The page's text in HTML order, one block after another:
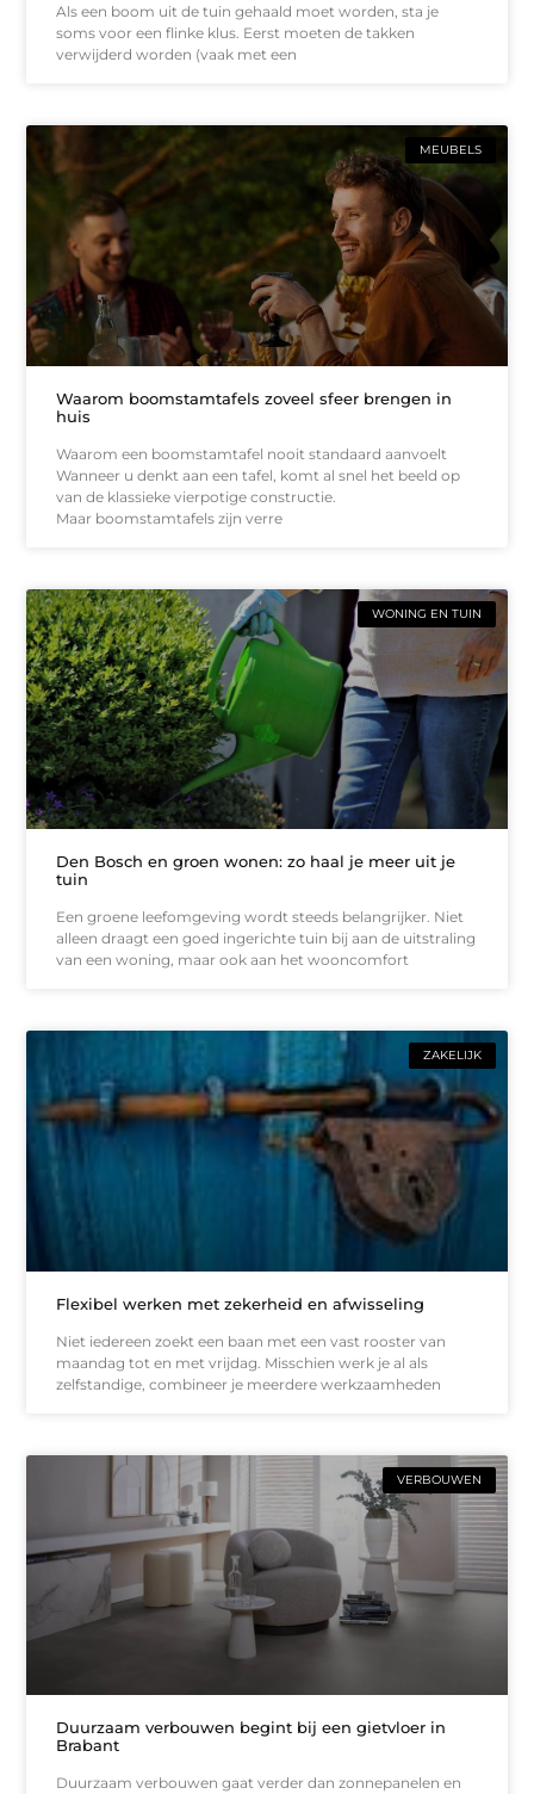
Als een boom uit de tuin gehaald moet worden, sta je
soms voor een flinke klus. Eerst moeten de takken
verwijderd worden (vaak met een
MEUBELS
Waarom boomstamtafels zoveel sfeer brengen in
huis
Waarom een boomstamtafel nooit standaard aanvoelt
Wanneer u denkt aan een tafel, komt al snel het beeld op
van de klassieke vierpotige constructie.
Maar boomstamtafels zijn verre
WONING EN TUIN
Den Bosch en groen wonen: zo haal je meer uit je
tuin
Een groene leefomgeving wordt steeds belangrijker. Niet
alleen draagt een goed ingerichte tuin bij aan de uitstraling
van een woning, maar ook aan het wooncomfort
ZAKELIJK
Flexibel werken met zekerheid en afwisseling
Niet iedereen zoekt een baan met een vast rooster van
maandag tot en met vrijdag. Misschien werk je al als
zelfstandige, combineer je meerdere werkzaamheden
VERBOUWEN
Duurzaam verbouwen begint bij een gietvloer in
Brabant
Duurzaam verbouwen gaat verder dan zonnepanelen en